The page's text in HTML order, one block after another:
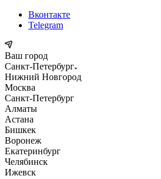
Вконтакте
Telegram
Ваш город
Санкт-Петербург
Нижний Новгород
Москва
Санкт-Петербург
Алматы
Астана
Бишкек
Воронеж
Екатеринбург
Челябинск
Ижевск